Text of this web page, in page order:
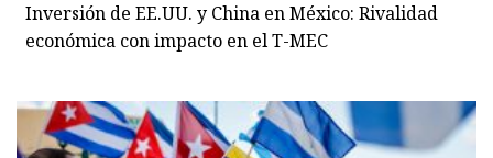
Inversión de EE.UU. y China en México: Rivalidad
económica con impacto en el T-MEC